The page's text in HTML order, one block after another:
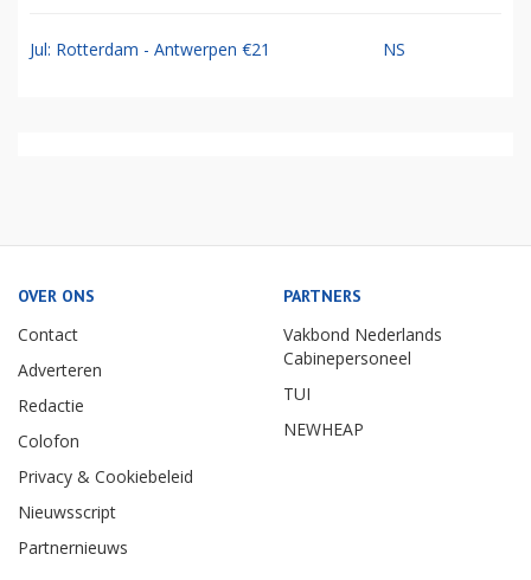
Jul: Rotterdam - Antwerpen €21 NS
OVER ONS
Contact
Adverteren
Redactie
Colofon
Privacy & Cookiebeleid
Nieuwsscript
Partnernieuws
PARTNERS
Vakbond Nederlands
Cabinepersoneel
TUI
NEWHEAP